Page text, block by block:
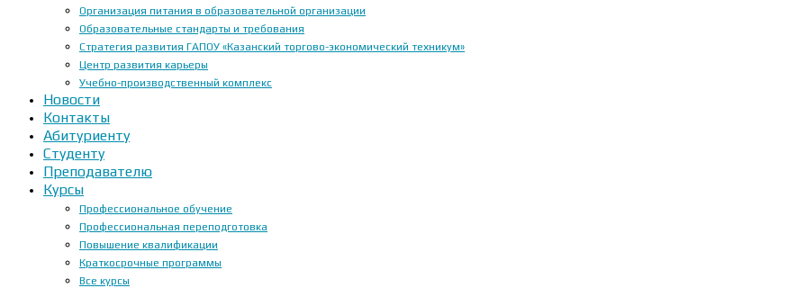
Организация питания в образовательной организации
Образовательные стандарты и требования
Стратегия развития ГАПОУ «Казанский торгово-экономический техникум»
Центр развития карьеры
Учебно-производственный комплекс
Новости
Контакты
Абитуриенту
Студенту
Преподавателю
Курсы
Профессиональное обучение
Профессиональная переподготовка
Повышение квалификации
Краткосрочные программы
Все курсы